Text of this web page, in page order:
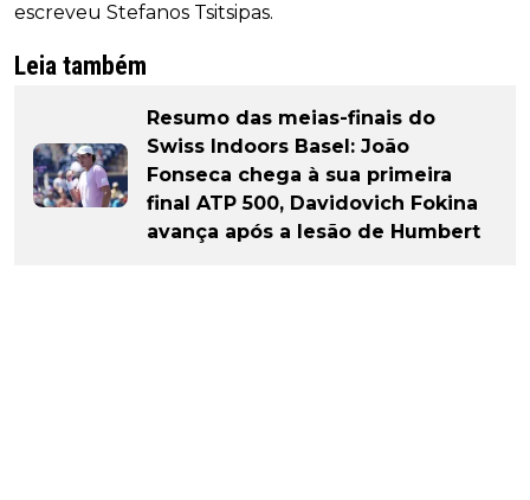
escreveu Stefanos Tsitsipas.
Leia também
Resumo das meias-finais do
Swiss Indoors Basel: João
Fonseca chega à sua primeira
final ATP 500, Davidovich Fokina
avança após a lesão de Humbert